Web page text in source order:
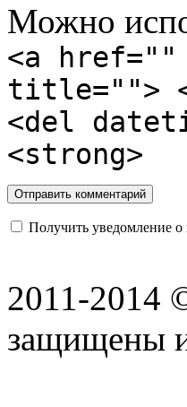
Можно
<a
title="">
<del
<strong>
Получить уведомление
2011-2014
защищены